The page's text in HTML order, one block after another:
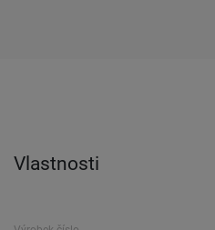
Vlastnosti